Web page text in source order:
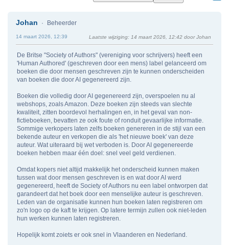
Johan Beheerder
14 maart 2026, 12:39 Laatste wijziging: 14 maart 2026, 12:42 door Johan
De Britse "Society of Authors" (vereniging voor schrijvers) heeft een
'Human Authored' (geschreven door een mens) label gelanceerd om
boeken die door mensen geschreven zijn te kunnen onderscheiden
van boeken die door AI gegenereerd zijn.
Boeken die volledig door AI gegenereerd zijn, overspoelen nu al
webshops, zoals Amazon. Deze boeken zijn steeds van slechte
kwaliteit, zitten boordevol herhalingen en, in het geval van non-
fictieboeken, bevatten ze ook foute of ronduit gevaarlijke informatie.
Sommige verkopers laten zelfs boeken genereren in de stijl van een
bekende auteur en verkopen die als 'het nieuwe boek' van deze
auteur. Wat uiteraard bij wet verboden is. Door AI gegenereerde
boeken hebben maar één doel: snel veel geld verdienen.
Omdat kopers niet altijd makkelijk het onderscheid kunnen maken
tussen wat door mensen geschreven is en wat door AI werd
gegenereerd, heeft de Society of Authors nu een label ontworpen dat
garandeert dat het boek door een menselijke auteur is geschreven.
Leden van de organisatie kunnen hun boeken laten registreren om
zo'n logo op de kaft te krijgen. Op latere termijn zullen ook niet-leden
hun werken kunnen laten registreren.
Hopelijk komt zoiets er ook snel in Vlaanderen en Nederland.